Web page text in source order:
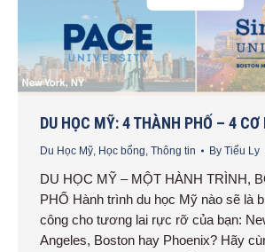
DU HỌC MỸ: 4 THÀNH PHỐ – 4 CƠ
Du Học Mỹ, Học bổng, Thông tin By Tiểu Ly
DU HỌC MỸ – MỘT HÀNH TRÌNH,
PHỐ Hành trình du học Mỹ nào sẽ là
công cho tương lai rực rỡ của bạn:
Angeles, Boston hay Phoenix? Hãy